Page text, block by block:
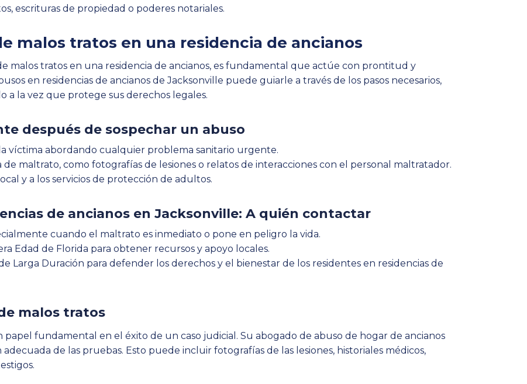
escrituras de propiedad o poderes notariales.
malos tratos en una residencia de ancianos
malos tratos en una residencia de ancianos, es fundamental que actúe con prontitud y
en residencias de ancianos de Jacksonville puede guiarle a través de los pasos necesarios,
a la vez que protege sus derechos legales.
después de sospechar un abuso
víctima abordando cualquier problema sanitario urgente.
maltrato, como fotografías de lesiones o relatos de interacciones con el personal maltratador.
y a los servicios de protección de adultos.
de ancianos en Jacksonville: A quién contactar
cuando el maltrato es inmediato o pone en peligro la vida.
Edad de Florida para obtener recursos y apoyo locales.
Larga Duración para defender los derechos y el bienestar de los residentes en residencias de
malos tratos
fundamental en el éxito de un caso judicial. Su abogado de abuso de hogar de ancianos
de las pruebas. Esto puede incluir fotografías de las lesiones, historiales médicos,